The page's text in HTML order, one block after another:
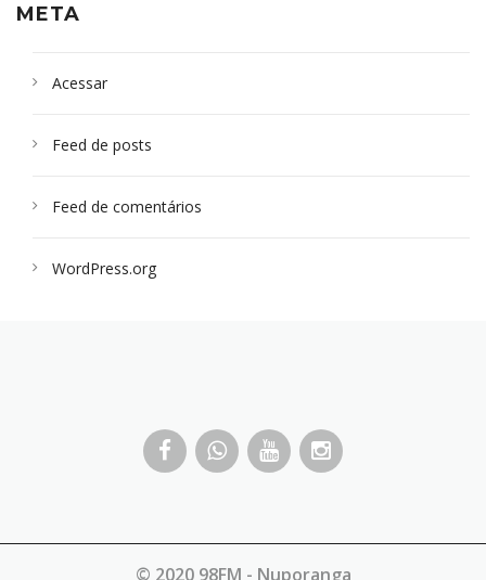
META
Acessar
Feed de posts
Feed de comentários
WordPress.org
© 2020 98FM - Nuporanga